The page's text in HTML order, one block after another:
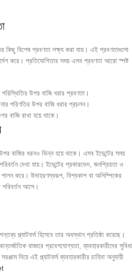
কিছু বিশেষ প্রবণতা লক্ষ্য করা যায়। এই প্রবণতাগুলো
করে। প্রতিযোগিতার সময় এসব প্রবণতা আরো স্পষ্ট
উপর বাজি ধরার প্রবণতা।
পরিণতির উপর বাজি ধরার প্রচলন।
বাজি রাখা হয়ে থাকে।
বাজির ধরনও ভিন্ন হয়ে থাকে। এসব ইভেন্টের সময়
দেখা যায়। ইভেন্টের প্রকারভেদ, জনপ্রিয়তা ও
করে। উদাহরণস্বরূপ, বিশ্বকাপ বা অলিম্পিকের
আসে।
প্ল্যাটফর্ম হিসেবে তার অবস্থান প্রতিষ্ঠা করেছে।
বাজারে প্রবেশযোগ্যতা, ব্যবহারকারীদের সুবিধা
দিয়ে এই প্ল্যাটফর্ম ব্যবহারকারীর চাহিদা অনুযায়ী